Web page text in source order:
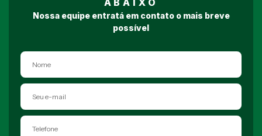
Nossa equipe entratá em contato o mais breve
possível